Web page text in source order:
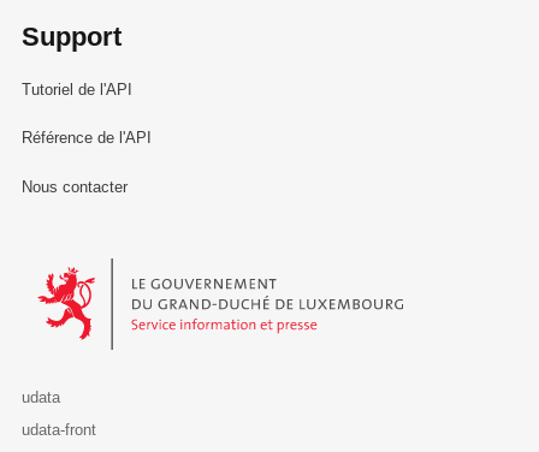
Support
Tutoriel de l'API
Référence de l'API
Nous contacter
Le Gouvernement du Grand-Duché de Luxembourg - Service
udata
udata-front